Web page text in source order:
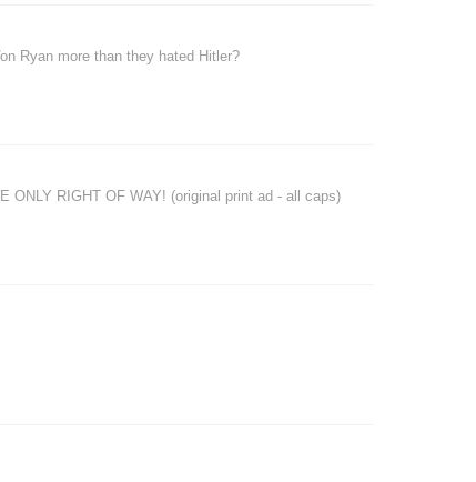
Ryan more than they hated Hitler?
ONLY RIGHT OF WAY! (original print ad - all caps)